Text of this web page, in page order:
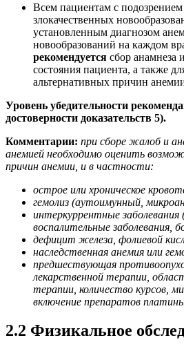
Всем пациентам с
злокачественных
установленным диагнозом
новообразований на каждом
рекомендуется сбор анамнеза
состояния пациента, а также
альтернативных причин
Уровень убедительности
достоверности доказательств 5).
Комментарии: при сборе жалоб и
анемией необходимо оценить
причин анемии, и в частности:
острое или хроническое
гемолиз (аутоимунный,
интеркуррентные
воспалительные заболевания,
дефицит железа, фолиевой
наследственная анемия или
предшествующая
лекарственной терапии,
терапии, количество курсов,
включение препаратов
2.2 Физикальное